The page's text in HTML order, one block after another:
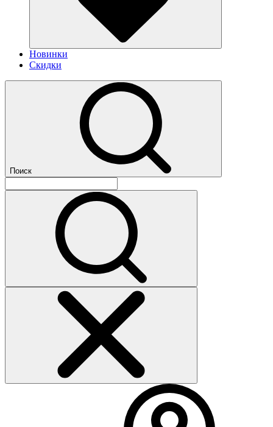
Новинки
Скидки
Поиск